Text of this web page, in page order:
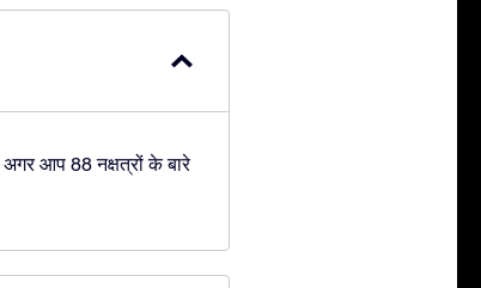
आप 88 नक्षत्रों के बारे